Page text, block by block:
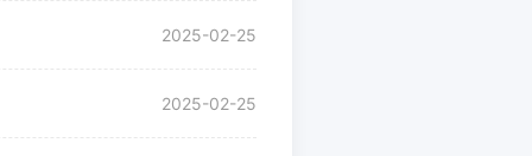
2025-02-25
2025-02-25